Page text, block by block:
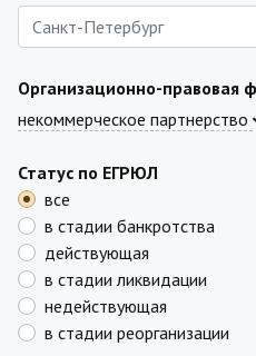
Организационно-правовая
некоммерческое партнерство
Статус по ЕГРЮЛ
все
в стадии банкротства
действующая
в стадии ликвидации
недействующая
в стадии реорганизации